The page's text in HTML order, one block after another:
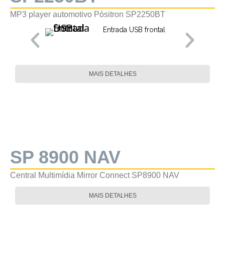
MP3 player automotivo Pósitron SP2250BT
Entrada USB frontal
MAIS DETALHES
SP 8900 NAV
Central Multimídia Mirror Connect SP8900 NAV
MAIS DETALHES